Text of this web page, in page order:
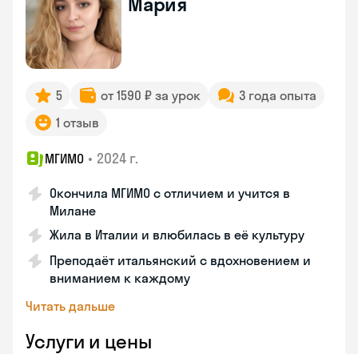
5 от 1590 ₽ за урок
3 года опыта
1 отзыв
МГИМО • 2024 г.
Окончила МГИМО с отличием и учится в
Милане
Жила в Италии и влюбилась в её культуру
Преподаёт итальянский с вдохновением и
вниманием к каждому
Читать дальше
Услуги и цены